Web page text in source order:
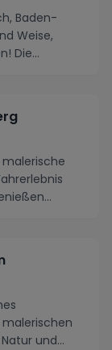
Baden-
Weise,
Die
malerische
malerischen
und